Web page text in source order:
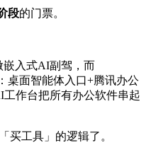
段的门票。
嵌入式AI副驾，而
桌面智能体入口+腾讯办公
作台把所有办公软件串起
买工具」的逻辑了。